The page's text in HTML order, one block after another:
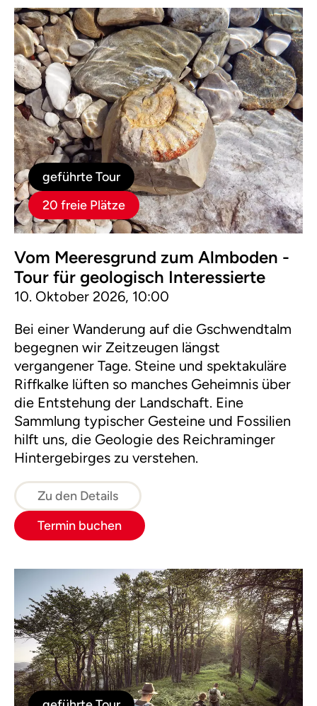
geführte Tour
20 freie Plätze
Vom Meeresgrund zum Almboden -
Tour für geologisch Interessierte
10. Oktober 2026, 10:00
Bei einer Wanderung auf die Gschwendtalm
begegnen wir Zeitzeugen längst
vergangener Tage. Steine und spektakuläre
Riffkalke lüften so manches Geheimnis über
die Entstehung der Landschaft. Eine
Sammlung typischer Gesteine und Fossilien
hilft uns, die Geologie des Reichraminger
Hintergebirges zu verstehen.
Zu den Details
Termin buchen